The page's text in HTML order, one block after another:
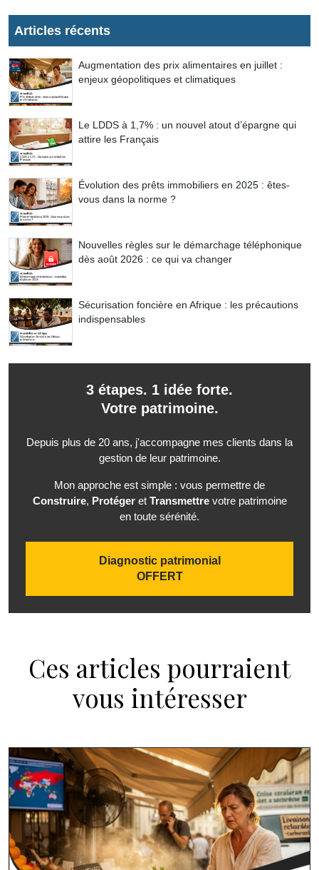
Articles récents
Augmentation des prix alimentaires en juillet :
enjeux géopolitiques et climatiques
Le LDDS à 1,7% : un nouvel atout d’épargne qui
attire les Français
Évolution des prêts immobiliers en 2025 : êtes-
vous dans la norme ?
Nouvelles règles sur le démarchage téléphonique
dès août 2026 : ce qui va changer
Sécurisation foncière en Afrique : les précautions
indispensables
3 étapes. 1 idée forte.
Votre patrimoine.
Depuis plus de 20 ans, j'accompagne mes clients dans la
gestion de leur patrimoine.
Mon approche est simple : vous permettre de
Construire, Protégeret Transmettrevotre patrimoine
en toute sérénité.
Diagnostic patrimonial
OFFERT
Ces articles pourraient
vous intéresser